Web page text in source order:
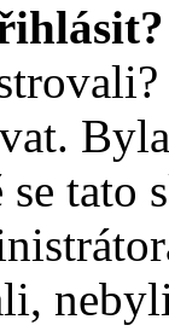
tato